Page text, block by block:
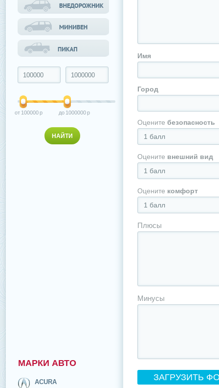
100000 1000000
МАРКИ АВТО
ACURA
Имя
Город
Оцените безопасность
1 балл
Оцените внешний вид
1 балл
Оцените комфорт
1 балл
Плюсы
Минусы
ЗАГРУЗИТЬ